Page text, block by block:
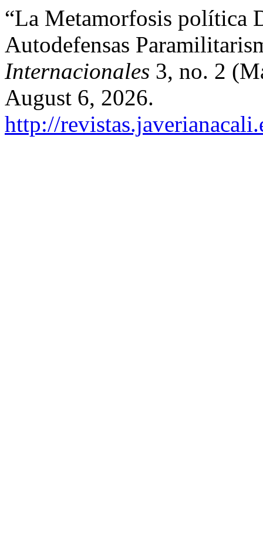
“La Metamorfosis política
Autodefensas
Internacionales 3, no. 2
August 6, 2026.
http://